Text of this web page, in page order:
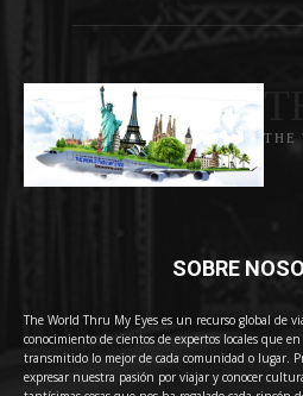
THE
SOBRE
The World Thru My Eyes es un recurso global de
conocimiento de cientos de expertos locales que
transmitido lo mejor de cada comunidad o lugar.
expresar nuestra pasión por viajar y conocer